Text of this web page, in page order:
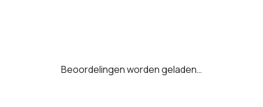
Beoordelingen worden geladen…